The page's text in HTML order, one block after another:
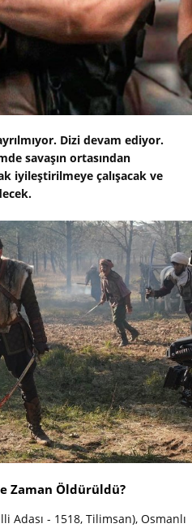
Dizi devam ediyor.
savaşın ortasından
iyileştirilmeye çalışacak ve
Zaman Öldürüldü?
Adası - 1518, Tilimsan), Osmanlı